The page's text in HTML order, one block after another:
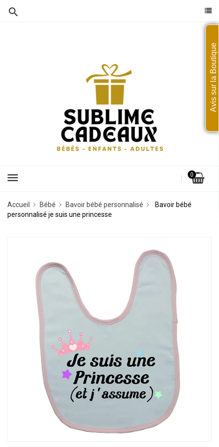
menu 0
Accueil Bébé Bavoir bébé personnalisé
Bavoir bébé
personnalisé je suis une princesse
Avis sur la Boutique